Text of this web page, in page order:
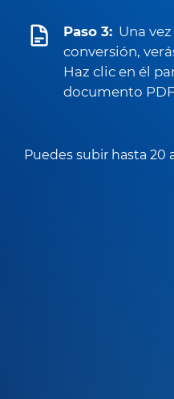
Paso 3: Una
conversión,
Haz clic en él
documento
Puedes subir hasta 20